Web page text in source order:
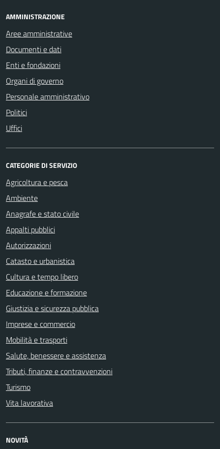
AMMINISTRAZIONE
Aree amministrative
Documenti e dati
Enti e fondazioni
Organi di governo
Personale amministrativo
Politici
Uffici
CATEGORIE DI SERVIZIO
Agricoltura e pesca
Ambiente
Anagrafe e stato civile
Appalti pubblici
Autorizzazioni
Catasto e urbanistica
Cultura e tempo libero
Educazione e formazione
Giustizia e sicurezza pubblica
Imprese e commercio
Mobilità e trasporti
Salute, benessere e assistenza
Tributi, finanze e contravvenzioni
Turismo
Vita lavorativa
NOVITÀ